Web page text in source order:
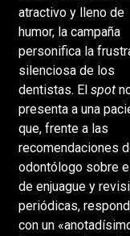
atractivo y lleno de
humor, la campaña
personifica la
silenciosa de los
dentistas. El spot
presenta a una
que, frente a las
recomendaciones
odontólogo sobre
de enjuague y
periódicas,
con un